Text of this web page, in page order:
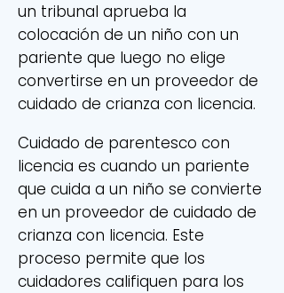
un tribunal aprueba la
colocación de un niño con un
pariente que luego no elige
convertirse en un proveedor de
cuidado de crianza con licencia.
Cuidado de parentesco con
licencia es cuando un pariente
que cuida a un niño se convierte
en un proveedor de cuidado de
crianza con licencia. Este
proceso permite que los
cuidadores califiquen para los